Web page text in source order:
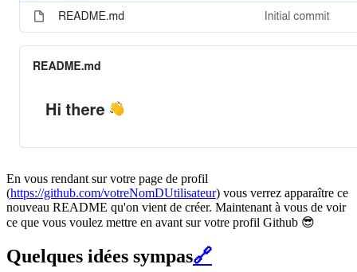
En vous rendant sur votre page de profil
(https://github.com/votreNomDUtilisateur) vous verrez apparaître ce
nouveau README qu'on vient de créer. Maintenant à vous de voir
ce que vous voulez mettre en avant sur votre profil Github 😎
Quelques idées sympas🔗